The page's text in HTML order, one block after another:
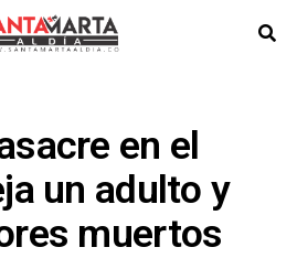
en el
un adulto y
muertos